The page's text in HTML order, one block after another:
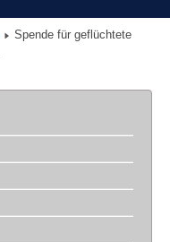
Spende für geflüchtete